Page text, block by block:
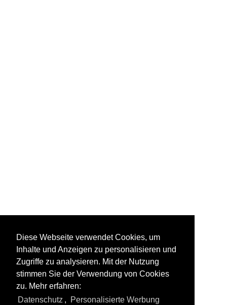
Alle Fotos ausÄgypten - Gouvernements
Diese Webseite verwendet Cookies, um
Inhalte und Anzeigen zu personalisieren und
Zugriffe zu analysieren. Mit der Nutzung
stimmen Sie der Verwendung von Cookies
zu. Mehr erfahren:
Datenschutz , Personalisierte Werbung